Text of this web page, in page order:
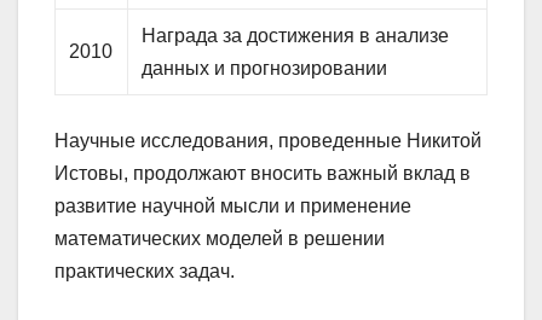
2010
Награда за достижения в анализе
данных и прогнозировании
Научные исследования, проведенные Никитой
Истовы, продолжают вносить важный вклад в
развитие научной мысли и применение
математических моделей в решении
практических задач.